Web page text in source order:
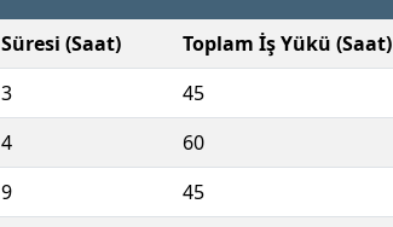
Süresi (Saat)
Toplam İş Yükü (Saat)
3
45
4
60
9
45